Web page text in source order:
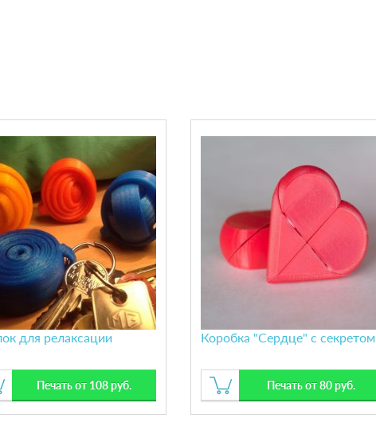
для релаксации
Печать от 108 руб.
Коробка "Сердце" с секретом
Печать от 80 руб.